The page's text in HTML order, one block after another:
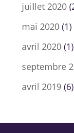
juillet 2020
mai 2020(1)
avril 2020(1)
septembre
avril 2019(6)